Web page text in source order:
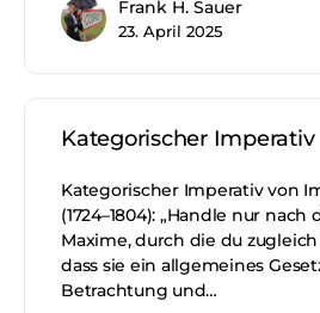
Frank H. Sauer
23. April 2025
Kategorischer Imperativ
Kategorischer Imperativ von
(1724–1804): „Handle nur
Maxime, durch die du
dass sie ein allgemeines
Betrachtung und…